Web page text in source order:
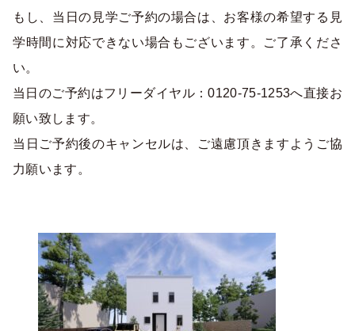
もし、当日の見学ご予約の場合は、お客様の希望する見
学時間に対応できない場合もございます。ご了承くださ
い。
当日のご予約はフリーダイヤル：0120-75-1253へ直接お
願い致します。
当日ご予約後のキャンセルは、ご遠慮頂きますようご協
力願います。